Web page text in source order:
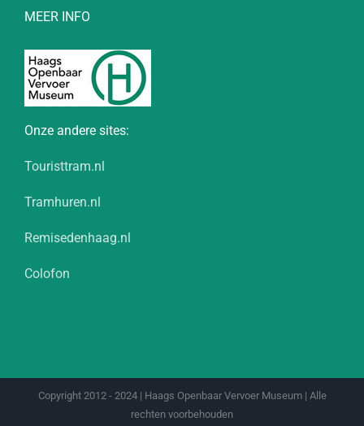
MEER INFO
Onze andere sites:
Touristtram.nl
Tramhuren.nl
Remisedenhaag.nl
Colofon
Copyright 2012 - 2024 | Haags Openbaar Vervoer Museum | Alle
rechten voorbehouden